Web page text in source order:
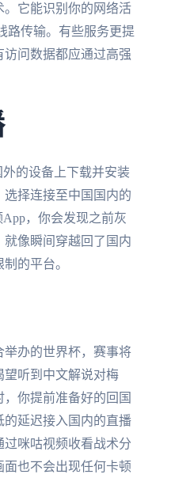
它能识别你的网络活
路传输。有些服务更提
问数据都应通过高强
的设备上下载并安装
择连接至中国国内的
，你会发现之前灰
像瞬间穿越回了国内
的平台。
举办的世界杯，赛事将
望听到中文解说对梅
你提前准备好的回国
延迟接入国内的直播
咪咕视频收看战术分
也不会出现任何卡顿